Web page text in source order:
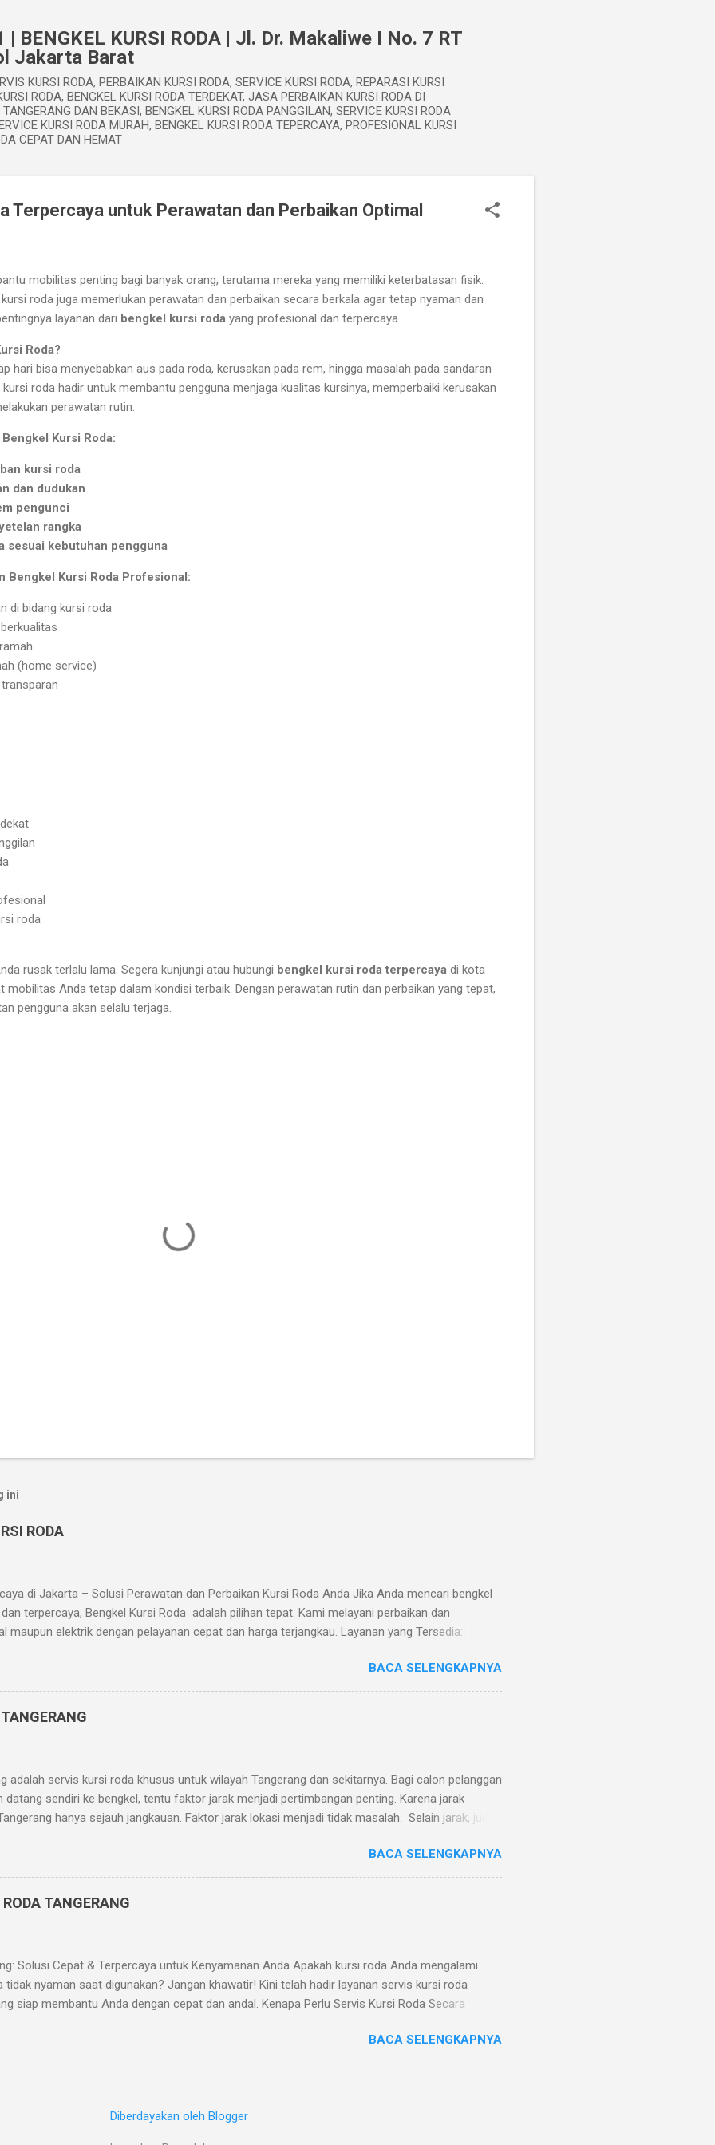
BENGKEL KURSI RODA | Jl. Dr. Makaliwe I No. 7 RT
Jakarta Barat
KURSI RODA, PERBAIKAN KURSI RODA, SERVICE KURSI RODA, REPARASI KURSI
RODA, BENGKEL KURSI RODA TERDEKAT, JASA PERBAIKAN KURSI RODA DI
DAN BEKASI, BENGKEL KURSI RODA PANGGILAN, SERVICE KURSI RODA
KURSI RODA MURAH, BENGKEL KURSI RODA TEPERCAYA, PROFESIONAL KURSI
CEPAT DAN HEMAT
Terpercaya untuk Perawatan dan Perbaikan Optimal
mobilitas penting bagi banyak orang, terutama mereka yang memiliki keterbatasan fisik.
roda juga memerlukan perawatan dan perbaikan secara berkala agar tetap nyaman dan
layanan dari bengkel kursi roda yang profesional dan terpercaya.
Roda?
hari bisa menyebabkan aus pada roda, kerusakan pada rem, hingga masalah pada sandaran
roda hadir untuk membantu pengguna menjaga kualitas kursinya, memperbaiki kerusakan
perawatan rutin.
Kursi Roda:
kursi roda
dan dudukan
pengunci
rangka
sesuai kebutuhan pengguna
Bengkel Kursi Roda Profesional:
di bidang kursi roda
(home service)
roda
rusak terlalu lama. Segera kunjungi atau hubungi bengkel kursi roda terpercaya di kota
mobilitas Anda tetap dalam kondisi terbaik. Dengan perawatan rutin dan perbaikan yang tepat,
pengguna akan selalu terjaga.
ini
RODA
di Jakarta – Solusi Perawatan dan Perbaikan Kursi Roda Anda Jika Anda mencari bengkel
terpercaya, Bengkel Kursi Roda adalah pilihan tepat. Kami melayani perbaikan dan
maupun elektrik dengan pelayanan cepat dan harga terjangkau. Layanan yang Tersedia:
dan penguatan rangka Penjualan suku cadang kursi roda Alamat Bengkel: Bengkel
No. 7, Grogol, Jakarta Barat Telp/WA: 0819-3261-8088 Jam Operasional: Senin – Sabtu, 08.00
Kami? Teknisi berpengalaman dan terlatih Suku cadang lengkap dan asli Layanan jemput-antar
makin...
BACA SELENGKAPNYA
adalah servis kursi roda khusus untuk wilayah Tangerang dan sekitarnya. Bagi calon pelanggan
datang sendiri ke bengkel, tentu faktor jarak menjadi pertimbangan penting. Karena jarak
hanya sejauh jangkauan. Faktor jarak lokasi menjadi tidak masalah. Selain jarak, juga
service ke alamat pelanggan di mana pun mereka berada. Kami juga melayani same day service
pukul 12. Sebab bila lewat waktu tersebut, montir kami sedang melayani pesanan same
Bilamana pasar service kursi roda Tangerang bertumbuh, maka kami akan membuka
BACA SELENGKAPNYA
TANGERANG
Solusi Cepat & Terpercaya untuk Kenyamanan Anda Apakah kursi roda Anda mengalami
nyaman saat digunakan? Jangan khawatir! Kini telah hadir layanan servis kursi roda
siap membantu Anda dengan cepat dan andal. Kenapa Perlu Servis Kursi Roda Secara
seperti: Ban bocor atau aus Roda sulit berputar Rem tidak berfungsi optimal Dudukan atau
BACA SELENGKAPNYA
Diberdayakan oleh Blogger